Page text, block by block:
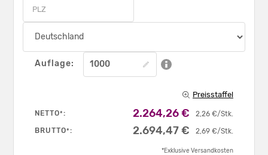
Auflage:
Preisstaffel
NETTO*: 2,26 €/Stk.
2.264,26 €
BRUTTO*: 2,69 €/Stk.
2.694,47 €
*Exklusive Versandkosten